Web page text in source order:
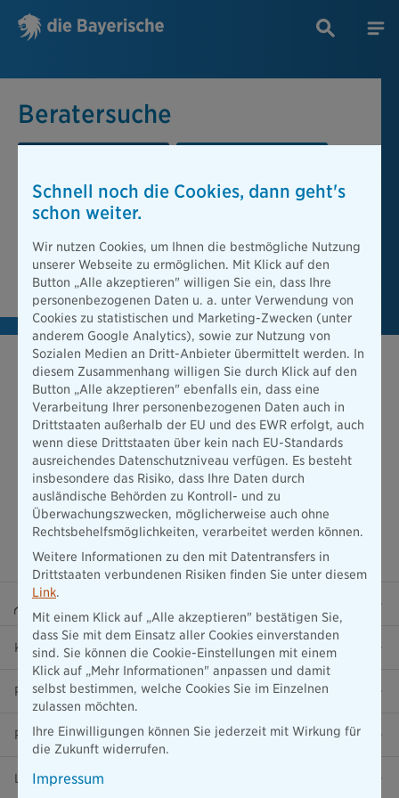
Beratersuche
Beratersuche
PLZ oder Ort
Berater finden
Karriere
Presse
Ratgeber
Lob & Kritik
Schnell noch die Cookies, dann geht's
schon weiter.
Wir nutzen Cookies, um Ihnen die bestmögliche Nutzung
unserer Webseite zu ermöglichen. Mit Klick auf den
Button „Alle akzeptieren" willigen Sie ein, dass Ihre
personenbezogenen Daten u. a. unter Verwendung von
Cookies zu statistischen und Marketing-Zwecken (unter
anderem Google Analytics), sowie zur Nutzung von
Sozialen Medien an Dritt-Anbieter übermittelt werden. In
diesem Zusammenhang willigen Sie durch Klick auf den
Button „Alle akzeptieren" ebenfalls ein, dass eine
Verarbeitung Ihrer personenbezogenen Daten auch in
Drittstaaten außerhalb der EU und des EWR erfolgt, auch
wenn diese Drittstaaten über kein nach EU-Standards
ausreichendes Datenschutzniveau verfügen. Es besteht
insbesondere das Risiko, dass Ihre Daten durch
ausländische Behörden zu Kontroll- und zu
Überwachungszwecken, möglicherweise auch ohne
Rechtsbehelfsmöglichkeiten, verarbeitet werden können.
Weitere Informationen zu den mit Datentransfers in
Drittstaaten verbundenen Risiken finden Sie unter diesem
Link.
Mit einem Klick auf „Alle akzeptieren" bestätigen Sie,
dass Sie mit dem Einsatz aller Cookies einverstanden
sind. Sie können die Cookie-Einstellungen mit einem
Klick auf „Mehr Informationen" anpassen und damit
selbst bestimmen, welche Cookies Sie im Einzelnen
zulassen möchten.
Ihre Einwilligungen können Sie jederzeit mit Wirkung für
die Zukunft widerrufen.
Impressum